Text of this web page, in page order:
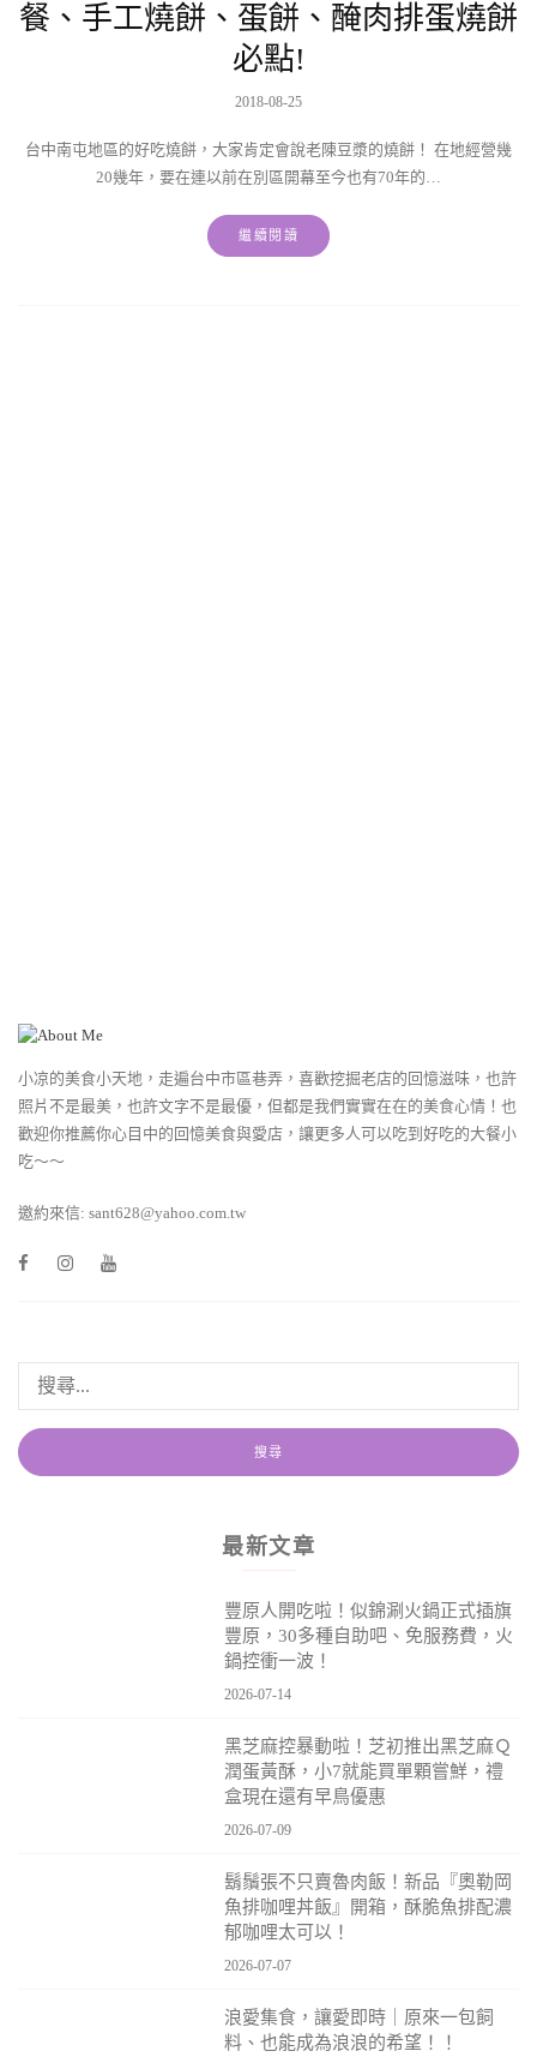
餐、手工燒餅、蛋餅、醃肉排蛋燒餅
必點!
2018-08-25
台中南屯地區的好吃燒餅，大家肯定會說老陳豆漿的燒餅！ 在地經營幾
20幾年，要在連以前在別區開幕至今也有70年的…
繼續閱讀
小凉的美食小天地，走遍台中市區巷弄，喜歡挖掘老店的回憶滋味，也許
照片不是最美，也許文字不是最優，但都是我們實實在在的美食心情！也
歡迎你推薦你心目中的回憶美食與愛店，讓更多人可以吃到好吃的大餐小
吃～～
邀約來信: sant628@yahoo.com.tw
最新文章
豐原人開吃啦！似錦涮火鍋正式插旗
豐原，30多種自助吧、免服務費，火
鍋控衝一波！
2026-07-14
黑芝麻控暴動啦！芝初推出黑芝麻Ｑ
潤蛋黃酥，小7就能買單顆嘗鮮，禮
盒現在還有早鳥優惠
2026-07-09
鬍鬚張不只賣魯肉飯！新品『奧勒岡
魚排咖哩丼飯』開箱，酥脆魚排配濃
郁咖哩太可以！
2026-07-07
浪愛集食，讓愛即時｜原來一包飼
料、也能成為浪浪的希望！！